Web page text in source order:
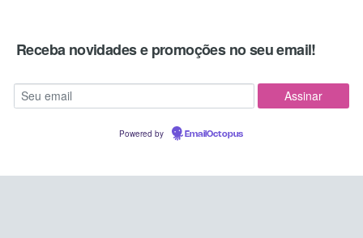
Receba novidades e promoções no seu email!
Powered by EmailOctopus